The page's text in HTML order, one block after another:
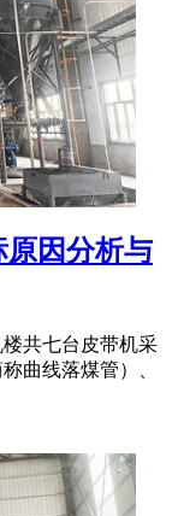
原因分析与
共七台皮带机采
曲线落煤管）、